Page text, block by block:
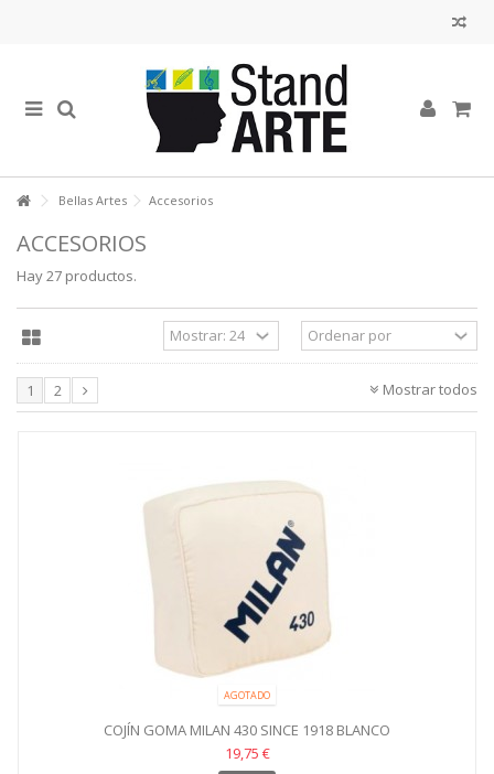
Bellas Artes Accesorios
ACCESORIOS
Hay 27 productos.
Mostrar todos
1 2
AGOTADO
COJÍN GOMA MILAN 430 SINCE 1918 BLANCO
19,75 €